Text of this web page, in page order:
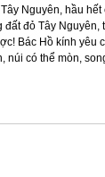
Nguyên, hầu
đất đỏ Tây
Bác Hồ kính
núi có thể mòn,